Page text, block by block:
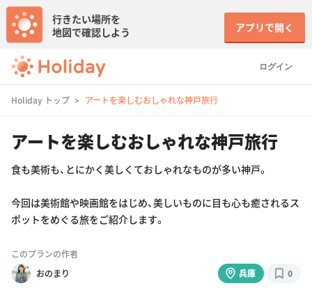
ログイン
行きたい場所を
地図で確認しよう
アプリで開く
Holiday トップ アートを楽しむおしゃれな神戸旅行
アートを楽しむおしゃれな神戸旅行
食も美術も、とにかく美しくておしゃれなものが多い神戸。
今回は美術館や映画館をはじめ、美しいものに目も心も癒されるス
ポットをめぐる旅をご紹介します。
このプランの作者
おのまり
兵庫 0